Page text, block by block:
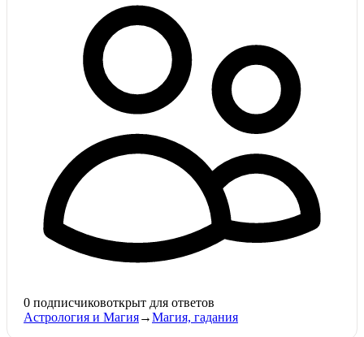
0 подписчиковоткрыт для ответов
Астрология и Магия→Магия, гадания